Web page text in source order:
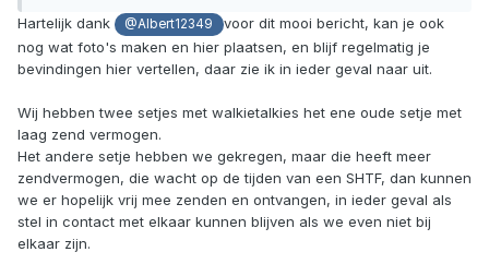
met een antenne hoog in de heuvels zitten met een dikke
eindversterker erachter. Ook een keer wat luitjes die ruzie
zaten te maken om kanaal 10. Dus nog wel wat leven en ik
heb het idee dat het weer wat aantrekt.
waar ze tegenwoordig ALLES op willen doen. Punt 1 zijn die
2D en we leven 3D. Punt 2 zijn de toetsjes te klein om er
ordentelijk op te kunnen typen.
Een cb radio is 3D en mooie techniek en betrouwbaar en
heb je zelf de controle over. Geen digitaal floep-weg.
Ik zag op youtube een CB'er in de USA die zijn vrouw met
de auto in de sneeuw thuis verwachtte maar ze kwam niet.
Hartelijk dank @Albert12349
voor dit mooi bericht, kan je ook
nog wat foto's maken en hier plaatsen, en blijf regelmatig je
bevindingen hier vertellen, daar zie ik in ieder geval naar uit.
Wij hebben twee setjes met walkietalkies het ene oude setje met
laag zend vermogen.
Het andere setje hebben we gekregen, maar die heeft meer
zendvermogen, die wacht op de tijden van een SHTF, dan kunnen
we er hopelijk vrij mee zenden en ontvangen, in ieder geval als
stel in contact met elkaar kunnen blijven als we even niet bij
elkaar zijn.